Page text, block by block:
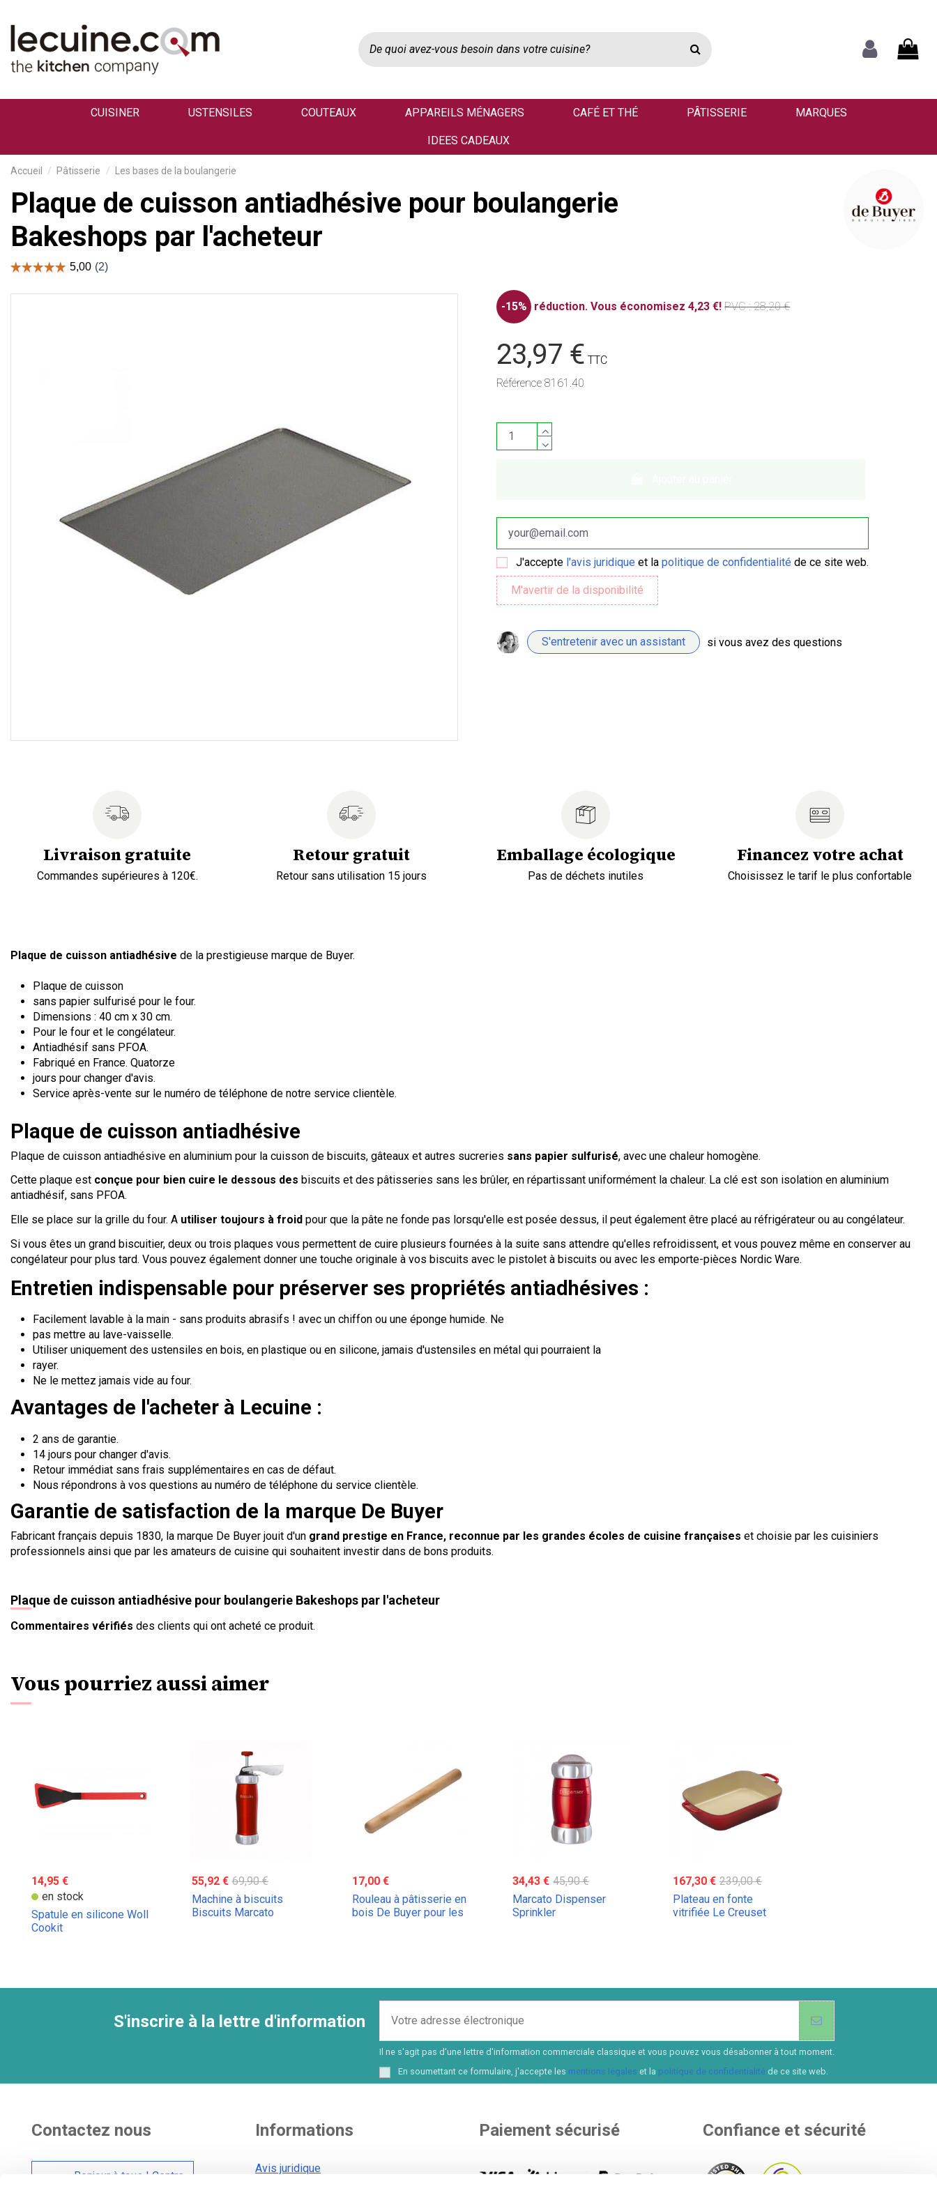
CUISINER USTENSILES COUTEAUX APPAREILS MÉNAGERS CAFÉ ET THÉ PÂTISSERIE MARQUES
IDEES CADEAUX
Accueil Pâtisserie Les bases de la boulangerie
Plaque de cuisson antiadhésive pour boulangerie
Bakeshops par l'acheteur
-15% réduction.Vous économisez 4,23 €! PVC : 28,20 €
23,97 € TTC
Référence 8161.40
J'accepte l'avis juridique et lapolitique de confidentialité de ce site web.
S'entretenir avec un assistant si vous avez des questions
Livraison gratuite
Commandes supérieures à 120€.
Retour gratuit
Retour sans utilisation 15 jours
Emballage écologique
Pas de déchets inutiles
Financez votre achat
Choisissez le tarif le plus confortable
Plaque de cuisson antiadhésive de la prestigieuse marque de Buyer.
Plaque de cuisson
sans papier sulfurisé pour le four.
Dimensions : 40 cm x 30 cm.
Pour le four et le congélateur.
Antiadhésif sans PFOA.
Fabriqué en France. Quatorze
jours pour changer d'avis.
Service après-vente sur le numéro de téléphone de notre service clientèle.
Plaque de cuisson antiadhésive
Plaque de cuisson antiadhésive en aluminium pour la cuisson de biscuits, gâteaux et autres sucreries sans papier sulfurisé, avec une chaleur homogène.
Cette plaque est conçue pour bien cuire le dessous des biscuits et des pâtisseries sans les brûler, en répartissant uniformément la chaleur. La clé est son isolation en aluminium
antiadhésif, sans PFOA.
Elle se place sur la grille du four. A utiliser toujours à froid pour que la pâte ne fonde pas lorsqu'elle est posée dessus, il peut également être placé au réfrigérateur ou au congélateur.
Si vous êtes un grand biscuitier, deux ou trois plaques vous permettent de cuire plusieurs fournées à la suite sans attendre qu'elles refroidissent, et vous pouvez même en conserver au
congélateur pour plus tard. Vous pouvez également donner une touche originale à vos biscuits avec le pistolet à biscuits ou avec les emporte-pièces Nordic Ware.
Entretien indispensable pour préserver ses propriétés antiadhésives :
Facilement lavable à la main - sans produits abrasifs ! avec un chiffon ou une éponge humide. Ne
pas mettre au lave-vaisselle.
Utiliser uniquement des ustensiles en bois, en plastique ou en silicone, jamais d'ustensiles en métal qui pourraient la
rayer.
Ne le mettez jamais vide au four.
Avantages de l'acheter à Lecuine :
2 ans de garantie.
14 jours pour changer d'avis.
Retour immédiat sans frais supplémentaires en cas de défaut.
Nous répondrons à vos questions au numéro de téléphone du service clientèle.
Garantie de satisfaction de la marque De Buyer
Fabricant français depuis 1830, la marque De Buyer jouit d'un grand prestige en France, reconnue par les grandes écoles de cuisine françaises et choisie par les cuisiniers
professionnels ainsi que par les amateurs de cuisine qui souhaitent investir dans de bons produits.
Plaque de cuisson antiadhésive pour boulangerie Bakeshops par l'acheteur
Commentaires vérifiés des clients qui ont acheté ce produit.
Vous pourriez aussi aimer
14,95 €
en stock
Spatule en silicone Woll
Cookit
55,92 € 69,90 €
Machine à biscuits
Biscuits Marcato
17,00 €
Rouleau à pâtisserie en
bois De Buyer pour les
34,43 € 45,90 €
Marcato Dispenser
Sprinkler
167,30 € 239,00 €
Plateau en fonte
vitrifiée Le Creuset
S'inscrire à la lettre d'information
Il ne s'agit pas d'une lettre d'information commerciale classique et vous pouvez vous désabonner à tout moment.
En soumettant ce formulaire, j'accepte les mentions légales et la politique de confidentialité de ce site web.
Contactez nous
Bonjour à tous ! Centre
Informations
Avis juridique
Paiement sécurisé Confiance et sécurité